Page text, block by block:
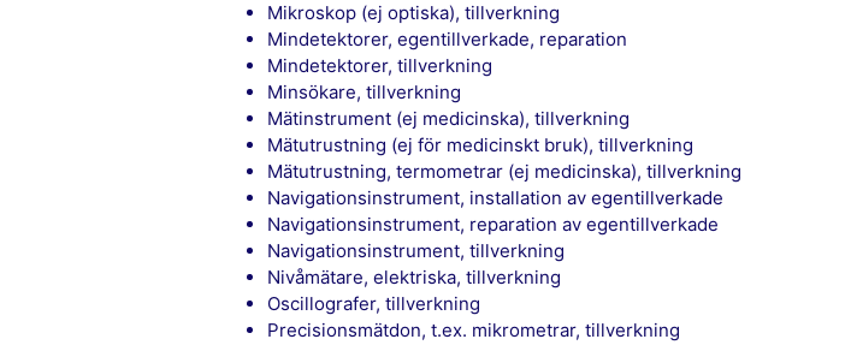
Mikroskop (ej optiska), tillverkning
Mindetektorer, egentillverkade, reparation
Mindetektorer, tillverkning
Minsökare, tillverkning
Mätinstrument (ej medicinska), tillverkning
Mätutrustning (ej för medicinskt bruk), tillverkning
Mätutrustning, termometrar (ej medicinska), tillverkning
Navigationsinstrument, installation av egentillverkade
Navigationsinstrument, reparation av egentillverkade
Navigationsinstrument, tillverkning
Nivåmätare, elektriska, tillverkning
Oscillografer, tillverkning
Precisionsmätdon, t.ex. mikrometrar, tillverkning